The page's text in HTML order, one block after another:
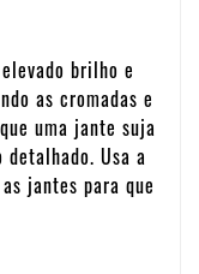
brilho e
as cromadas e
uma jante suja
Usa a
jantes para que